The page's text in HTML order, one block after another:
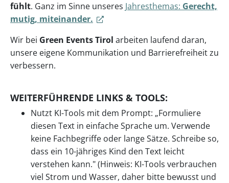
fühlt. Ganz im Sinne unseres Jahresthemas: Gerecht,
mutig, miteinander.
Wir bei Green Events Tirol arbeiten laufend daran,
unsere eigene Kommunikation und Barrierefreiheit zu
verbessern.
WEITERFÜHRENDE LINKS & TOOLS:
Nutzt KI-Tools mit dem Prompt: „Formuliere
diesen Text in einfache Sprache um. Verwende
keine Fachbegriffe oder lange Sätze. Schreibe so,
dass ein 10-jähriges Kind den Text leicht
verstehen kann." (Hinweis: KI-Tools verbrauchen
viel Strom und Wasser, daher bitte bewusst und